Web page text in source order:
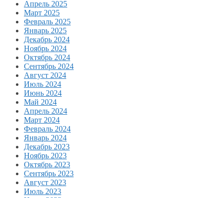
Апрель 2025
Март 2025
Февраль 2025
Январь 2025
Декабрь 2024
Ноябрь 2024
Октябрь 2024
Сентябрь 2024
Август 2024
Июль 2024
Июнь 2024
Май 2024
Апрель 2024
Март 2024
Февраль 2024
Январь 2024
Декабрь 2023
Ноябрь 2023
Октябрь 2023
Сентябрь 2023
Август 2023
Июль 2023